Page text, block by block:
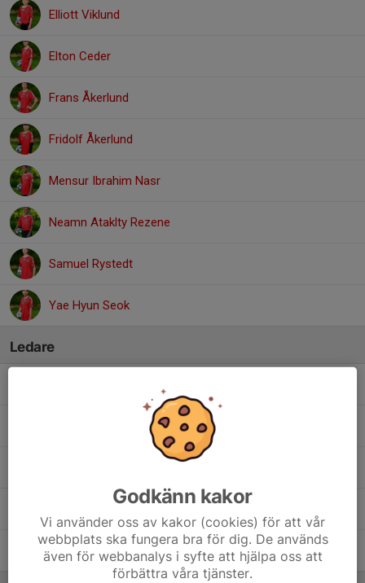
Elliott Viklund
Elton Ceder
Frans Åkerlund
Fridolf Åkerlund
Mensur Ibrahim Nasr
Neamn Ataklty Rezene
Samuel Rystedt
Yae Hyun Seok
Ledare
Tränare
Magnus Hedlund Tränare
Sara ÅkerlundTränare
Godkänn kakor
Vi använder oss av kakor (cookies) för att vår
webbplats ska fungera bra för dig. De används
även för webbanalys i syfte att hjälpa oss att
förbättra våra tjänster.